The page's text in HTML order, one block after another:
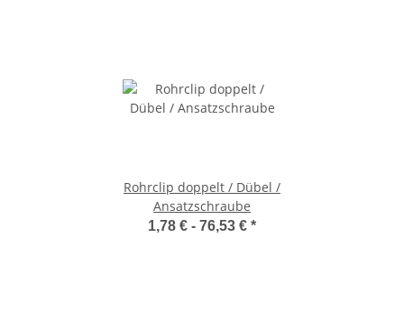
Rohrclip doppelt / Dübel /
Ansatzschraube
1,78 € - 76,53 € *